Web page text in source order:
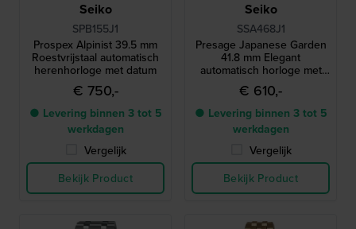
Seiko
SPB155J1
Prospex Alpinist 39.5 mm
Roestvrijstaal automatisch
herenhorloge met datum
€ 750,-
● Levering binnen 3 tot 5
werkdagen
Vergelijk
Bekijk Product
Seiko
SSA468J1
Presage Japanese Garden
41.8 mm Elegant
automatisch horloge met
open hart en 24-uurs
wijzerplaat
€ 610,-
● Levering binnen 3 tot 5
werkdagen
Vergelijk
Bekijk Product